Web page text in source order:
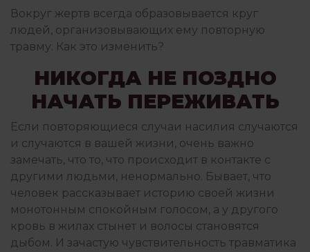
Вокруг жертв всегда образовывается круг
людей, организовывающих ему повторную
травму. Как это изменить?
НИКОГДА НЕ ПОЗДНО
НАЧАТЬ ПЕРЕЖИВАТЬ
Если повторяющиеся случаи насилия случаются
и случаются в вашей жизни, очень важно
замечать, что то, что происходит в контакте с
другими людьми, ненормально. Бывает, что
человек рассказывает историю своей жизни
монотонным спокойным голосом, а у другого
кровь в жилах стынет и волосы становятся
дыбом. И зачастую чувствительность травматика